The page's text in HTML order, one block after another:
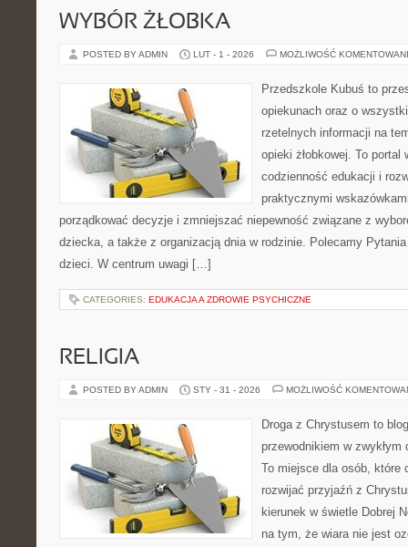
WYBÓR ŻŁOBKA
POSTED BY ADMIN LUT - 1 - 2026 MOŻLIWOŚĆ
Przedszkole Kubuś to
opiekunach oraz o
rzetelnych informacji na
opieki żłobkowej. To portal
codzienność edukacji i
praktycznymi
porządkować decyzje i zmniejszać niepewność związane z
dziecka, a także z organizacją dnia w rodzinie. Polecamy
dzieci. W centrum uwagi […]
CATEGORIES: EDUKACJA A ZDROWIE PSYCHICZNE
RELIGIA
POSTED BY ADMIN STY - 31 - 2026 MOŻLIWOŚĆ
Droga z Chrystusem to
przewodnikiem w zwykłym
To miejsce dla osób, które
rozwijać przyjaźń z
kierunek w świetle Dobrej
na tym, że wiara nie jest